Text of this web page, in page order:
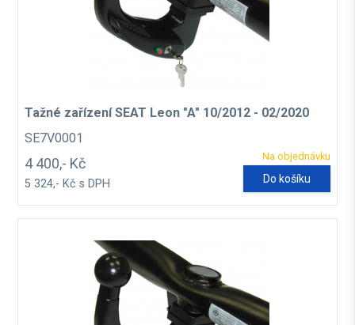
Tažné zařízení SEAT Leon "A" 10/2012 - 02/2020
SE7V0001
Na objednávku
4 400,- Kč
5 324,- Kč s DPH Do košíku